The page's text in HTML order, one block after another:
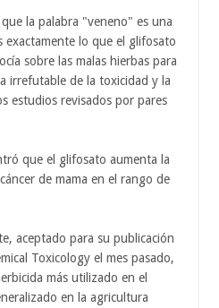
la palabra "veneno" es una
exactamente lo que el glifosato
sobre las malas hierbas para
irrefutable de la toxicidad y la
estudios revisados ​​por pares
que el glifosato aumenta la
de mama en el rango de
aceptado para su publicación
Toxicology el mes pasado,
más utilizado en el
en la agricultura